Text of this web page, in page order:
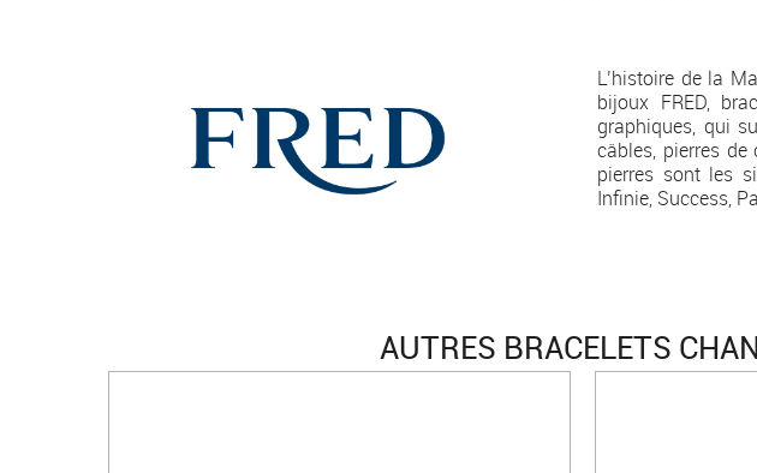
L’histoire de la
bijoux FRED,
graphiques, qui
câbles, pierres
pierres sont les
Infinie, Success,
AUTRES BRACELETS